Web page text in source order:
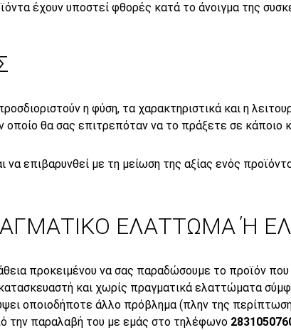
έχουν υποστεί φθορές κατά το άνοιγμα της
η φύση, τα χαρακτηριστικά και η
οποίο θα σας επιτρεπόταν να το πράξετε σε κάποιο
επιβαρυνθεί με τη μείωση της αξίας ενός
ΕΛΑΤΤΩΜΑ Ή
προκειμένου να σας παραδώσουμε το προϊόν
και χωρίς πραγματικά ελαττώματα
οποιοδήποτε άλλο πρόβλημα (πλην της
την παραλαβή του με εμάς στο τηλέφωνο